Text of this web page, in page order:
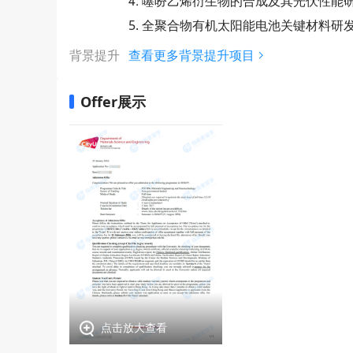
5. 全聚合物有机太阳能电池关键材料研
背景提升 查看更多背景提升项目
Offer展示
点击放大查看